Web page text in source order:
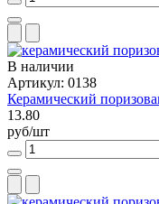
В наличии
Артикул: 0138
Керамический
13.80
руб/шт